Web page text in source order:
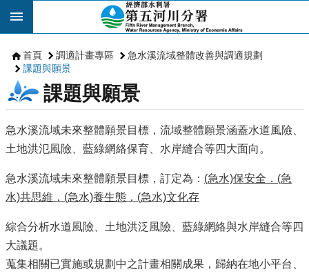
跳到主要內容區塊
首頁 調適計畫專區
急水溪流域整體改善與調適規劃
課題與願景
課題與願景
急水溪流域未來整體願景目標，流域整體願景涵蓋水道風險、
土地洪氾風險、藍綠網絡保育、水岸縫合等四大面向。
急水溪流域未來整體願景目標，訂定為： (急水)保安全．(急
水)共思維．(急水)養生態．(急水)文化存
綜合分析水道風險、土地洪泛風險、藍綠網絡與水岸縫合等四
大議題。
蒐集相關已實施或規劃中之計畫相關成果，歸納在地小平台、